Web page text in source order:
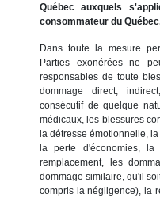
Québec auxquels
consommateur du
Dans toute la mesure
Parties exonérées ne
responsables de toute
dommage direct,
consécutif de quelque
médicaux, les blessures
la détresse émotionnelle,
la perte d'économies,
remplacement, les
dommage similaire, qu'il
compris la négligence), la